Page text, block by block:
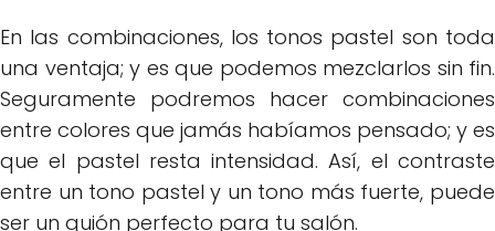
En las combinaciones, los tonos pastel son toda
una ventaja; y es que podemos mezclarlos sin fin.
Seguramente podremos hacer combinaciones
entre colores que jamás habíamos pensado; y es
que el pastel resta intensidad. Así, el contraste
entre un tono pastel y un tono más fuerte, puede
ser un guión perfecto para tu salón.